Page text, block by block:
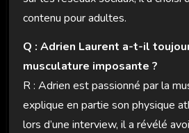
contenu pour adultes.
Q : Adrien Laurent a-t-il
musculature imposante ?
R : Adrien est passionné par la
explique en partie son physique
lors d’une interview, il a révélé